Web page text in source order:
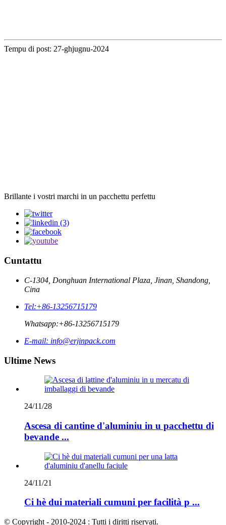
Tempu di post: 27-ghjugnu-2024
Brillante i vostri marchi in un pacchettu perfettu
Cuntattu
C-1304, Donghuan International Plaza, Jinan, Shandong,
Cina
Tel:+86-13256715179
Whatsapp:+86-13256715179
E-mail: info@erjinpack.com
Ultime News
24/11/28
Ascesa di cantine d'aluminiu in u pacchettu di
bevande ...
24/11/21
Ci hè dui materiali cumuni per facilità p ...
© Copyright - 2010-2024 : Tutti i diritti riservati.